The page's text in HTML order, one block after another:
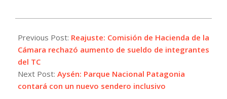
12-
15
Previous Post: Reajuste: Comisión de Hacienda de la
Cámara rechazó aumento de sueldo de integrantes
del TC
Next Post: Aysén: Parque Nacional Patagonia
contará con un nuevo sendero inclusivo